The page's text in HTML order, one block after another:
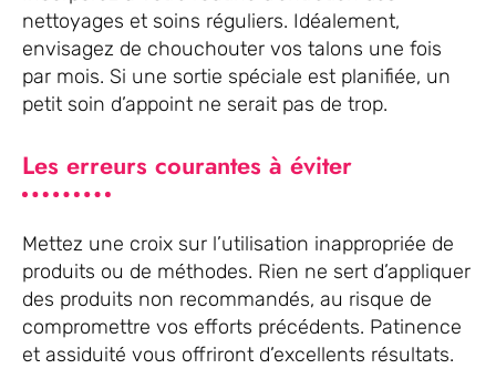
nettoyages et soins réguliers. Idéalement,
envisagez de chouchouter vos talons une fois
par mois. Si une sortie spéciale est planifiée, un
petit soin d’appoint ne serait pas de trop.
Les erreurs courantes à éviter
Mettez une croix sur l’utilisation inappropriée de
produits ou de méthodes. Rien ne sert d’appliquer
des produits non recommandés, au risque de
compromettre vos efforts précédents. Patinence
et assiduité vous offriront d’excellents résultats.